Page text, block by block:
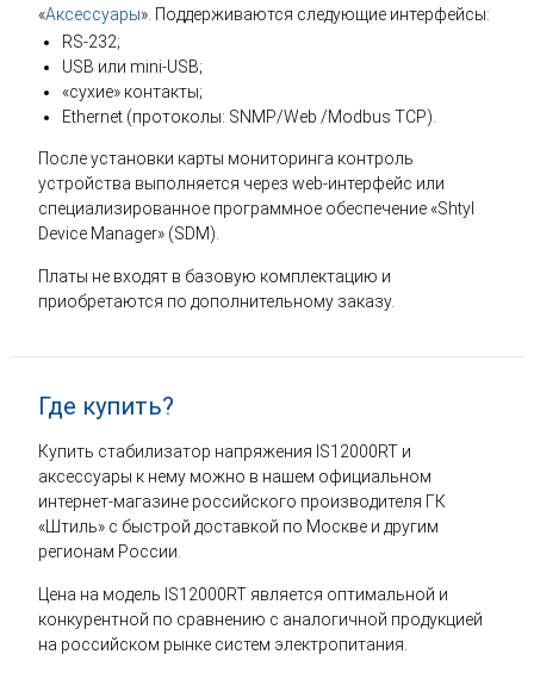
«Аксессуары». Поддерживаются следующие интерфейсы:
RS-232;
USB или mini-USB;
«сухие» контакты;
Ethernet (протоколы: SNMP/Web /Modbus TCP).
После установки карты мониторинга контроль
устройства выполняется через web-интерфейс или
специализированное программное обеспечение «Shtyl
Device Manager» (SDM).
Платы не входят в базовую комплектацию и
приобретаются по дополнительному заказу.
Где купить?
Купить стабилизатор напряжения IS12000RT и
аксессуары к нему можно в нашем официальном
интернет-магазине российского производителя ГК
«Штиль» с быстрой доставкой по Москве и другим
регионам России.
Цена на модель IS12000RT является оптимальной и
конкурентной по сравнению с аналогичной продукцией
на российском рынке систем электропитания.